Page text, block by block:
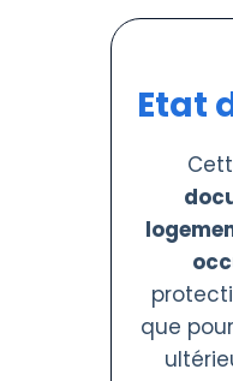
Etat
que